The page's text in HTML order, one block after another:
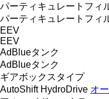
パーティキュレートフィ
パーティキュレートフィ
EEV
EEV
AdBlueタンク
AdBlueタンク
ギアボックスタイプ
AutoShift HydroDrive オ